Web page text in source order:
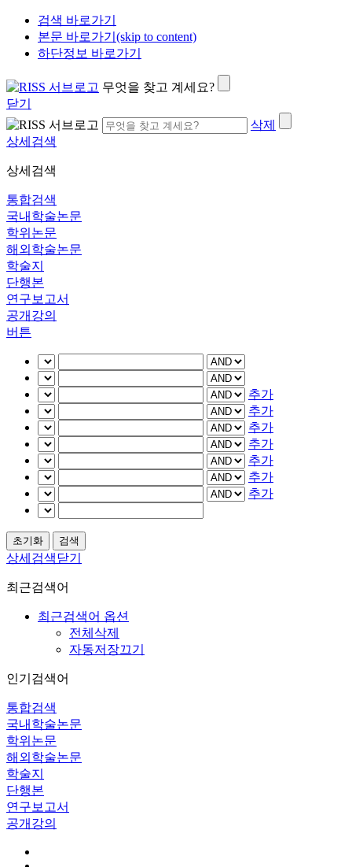
검색 바로가기
본문 바로가기(skip to content)
하단정보 바로가기
무엇을 찾고 계세요?
닫기
삭제
상세검색
상세검색
통합검색
국내학술논문
학위논문
해외학술논문
학술지
단행본
연구보고서
공개강의
버튼
추가
추가
추가
추가
추가
추가
추가
상세검색닫기
최근검색어
최근검색어 옵션
전체삭제
자동저장끄기
인기검색어
통합검색
국내학술논문
학위논문
해외학술논문
학술지
단행본
연구보고서
공개강의